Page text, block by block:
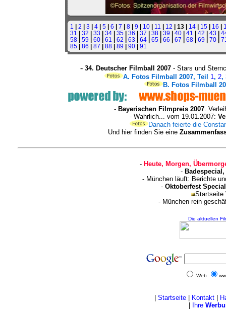
1 | 2 | 3 | 4| 5| 6 | 7 | 8| 9 | 10| 11 | 12 | 13 | 14| 15| 16 |
31 | 32 | 33 | 34| 35| 36 | 37 | 38| 39 | 40| 41 | 42 | 43 |
58| 59 | 60| 61 | 62 | 63 | 64| 65| 66 | 67 | 68| 69 | 70|
85| 86 | 87 | 88| 89 | 90| 91
- 34. Deutscher Filmball 2007- Stars und
A. Fotos Filmball 2007, Teil 1, 2,
B. Fotos Filmball
- Bayerischen Filmpreis 2007.
- Wahrlich... vom 19.01.2007:
Danach feierte die
Und hier finden Sie eine
- Heute, Morgen,
-
- München läuft: Berichte
- Oktoberfest Special
Startseite
- München rein
Die aktuellen
Web
Startseite| Kontakt|
Ihre